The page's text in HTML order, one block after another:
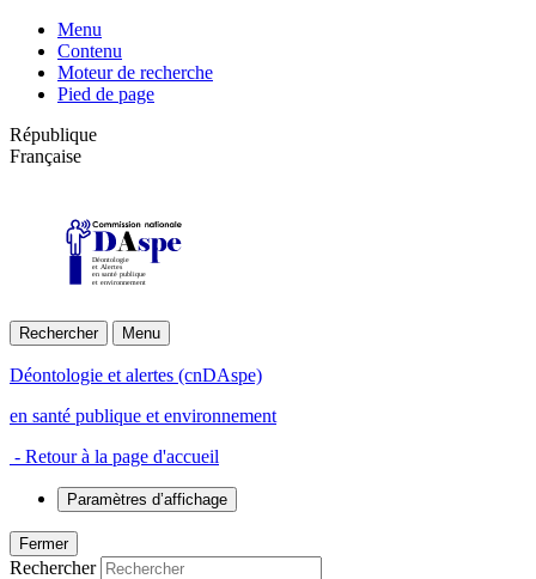
Menu
Contenu
Moteur de recherche
Pied de page
République
Française
Déontologie
et Alertes
en santé publique
et environnement
Rechercher Menu
Déontologie et alertes (cnDAspe)
en santé publique et environnement
- Retour à la page d'accueil
Paramètres d’affichage
Fermer
Rechercher